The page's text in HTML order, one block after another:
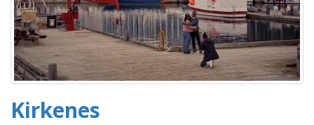
Kirkenes